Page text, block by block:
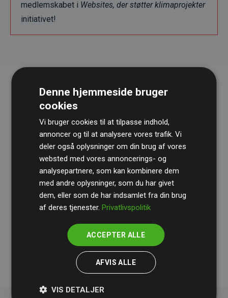
medlemskabet i Websites, der støtter klimaprojekter
initiativet!
RevisionshusetBDOgennemgår løbende vores
beregninger og metode for at sikre gennemsigtighed
og pålidelighed.
Deres revision dokumenterer, at vores investeringer i
medlemmernes websites estimerede CO₂-
Denne hjemmeside bruger
cookies
Vi bruger cookies til at tilpasse indhold,
annoncer og til at analysere vores trafik. Vi
deler også oplysninger om din brug af vores
websted med vores annoncerings- og
analysepartnere, som kan kombinere dem
med andre oplysninger, som du har givet
dem, eller som de har indsamlet fra din brug
af deres tjenester.Privatlivspolitik
ACCEPTER ALLE
AFVIS ALLE
VIS DETALJER